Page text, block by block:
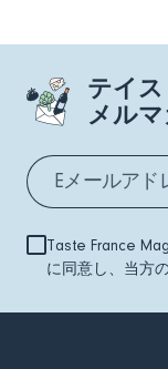
テイ
メル
Taste France
に同意し、当方